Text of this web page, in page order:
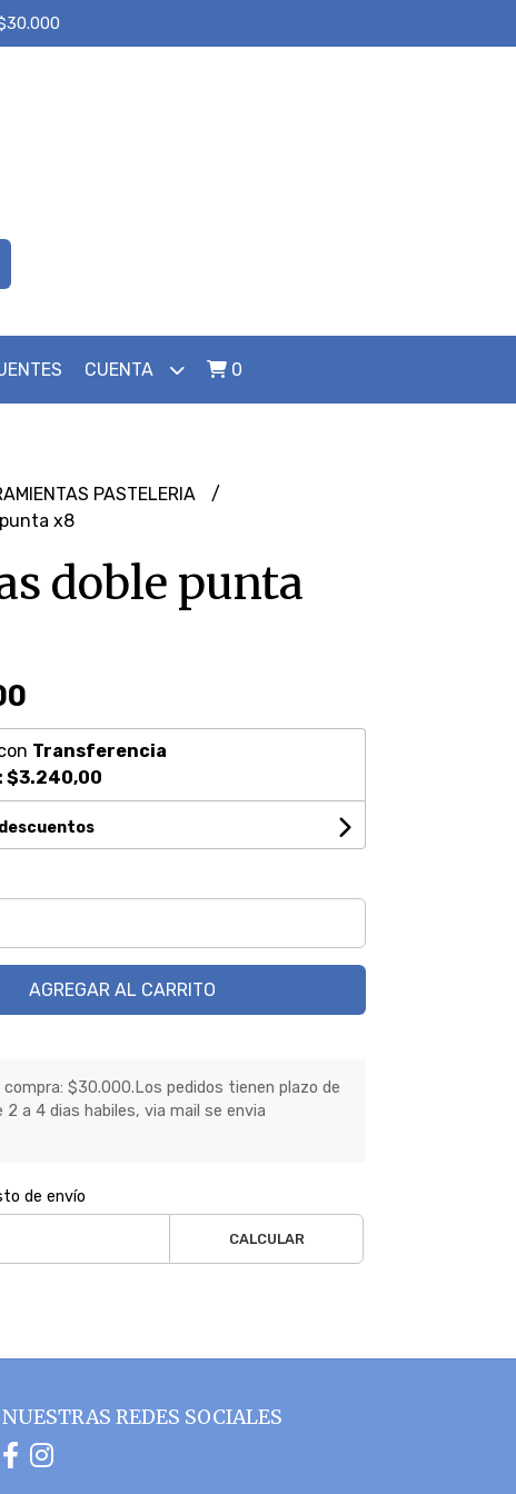
CUENTA 0
PASTELERIA
x8
doble punta
Transferencia
$3.240,00
AGREGAR AL CARRITO
compra: $30.000.Los pedidos tienen plazo de
2 a 4 dias habiles, via mail se envia
de envío
CALCULAR
NUESTRAS REDES SOCIALES